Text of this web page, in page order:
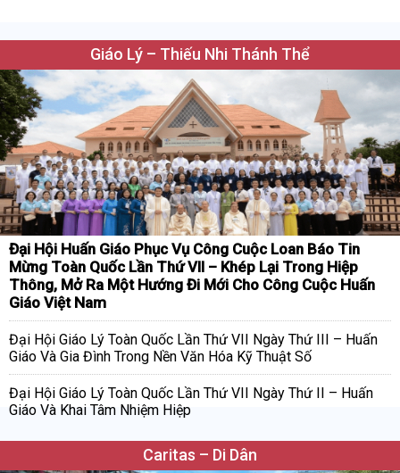
Giáo Lý – Thiếu Nhi Thánh Thể
Đại Hội Huấn Giáo Phục Vụ Công Cuộc Loan Báo Tin
Mừng Toàn Quốc Lần Thứ VII – Khép Lại Trong Hiệp
Thông, Mở Ra Một Hướng Đi Mới Cho Công Cuộc Huấn
Giáo Việt Nam
Đại Hội Giáo Lý Toàn Quốc Lần Thứ VII Ngày Thứ III – Huấn
Giáo Và Gia Đình Trong Nền Văn Hóa Kỹ Thuật Số
Đại Hội Giáo Lý Toàn Quốc Lần Thứ VII Ngày Thứ II – Huấn
Giáo Và Khai Tâm Nhiệm Hiệp
Caritas – Di Dân